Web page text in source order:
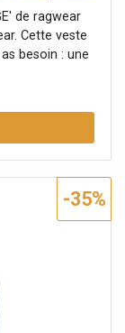
de ragwear
Cette veste
besoin : une
serrage, des
et
applications
éclair est
teddy douillet
et cordon
résistant
boutonnage
pour un
dans le
pression et
: 5000
-35%